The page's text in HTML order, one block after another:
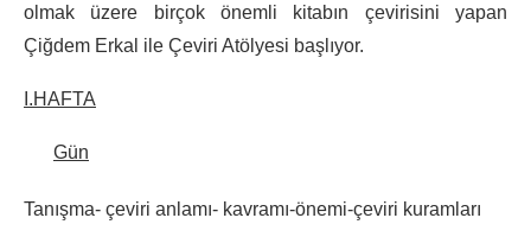
olmak üzere birçok önemli kitabın çevirisini yapan
Çiğdem Erkal ile Çeviri Atölyesi başlıyor.
I.HAFTA
Gün
Tanışma- çeviri anlamı- kavramı-önemi-çeviri kuramları